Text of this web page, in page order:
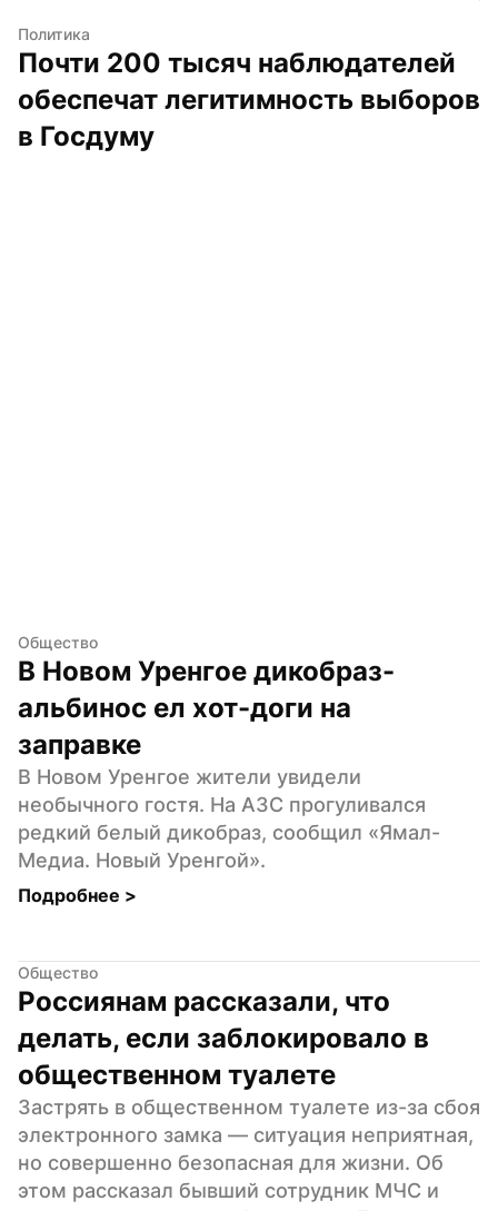
Политика
Почти 200 тысяч наблюдателей
обеспечат легитимность выборов
в Госдуму
Общество
В Новом Уренгое дикобраз-
альбинос ел хот-доги на
заправке
В Новом Уренгое жители увидели
необычного гостя. На АЗС прогуливался
редкий белый дикобраз, сообщил «Ямал-
Медиа. Новый Уренгой».
Подробнее >
Общество
Россиянам рассказали, что
делать, если заблокировало в
общественном туалете
Застрять в общественном туалете из-за сбоя
электронного замка — ситуация неприятная,
но совершенно безопасная для жизни. Об
этом рассказал бывший сотрудник МЧС и